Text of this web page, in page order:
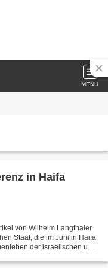
MENU
in Haifa
von Wilhelm Langthaler
Staat, die im Juni in Haifa
der israelischen und